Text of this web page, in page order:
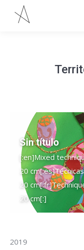
Sin título
[:en]Mixed
20
20
20 cm[:]
2019